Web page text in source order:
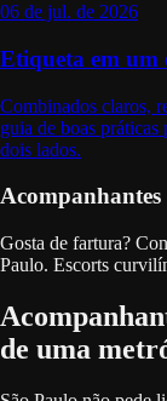
06 de jul. de 2026
Etiqueta em um
Combinados claros,
guia de boas
dois lados.
Gosta de fartura?
Paulo. Escorts
de uma